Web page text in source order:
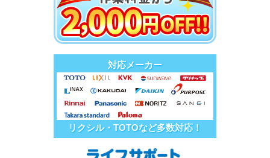
対応メーカー
リクシル・TOTOなど多数対応！